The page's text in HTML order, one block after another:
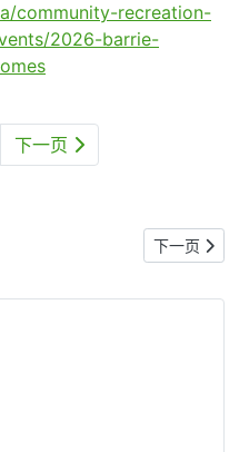
community-recreation-
2026-barrie-
下一页
周末好去处（2026年6月19日至
下一篇文章:
下一页